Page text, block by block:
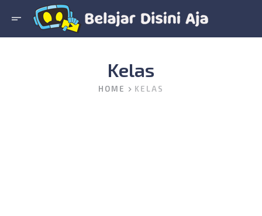
short_text
Kelas
HOME KELAS